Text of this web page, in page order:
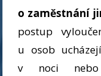
o zaměstnání
postup
u osob
v noci nebo